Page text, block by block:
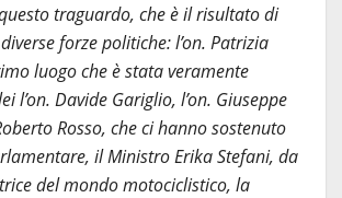
traguardo, che è il risultato di
forze politiche: l’on. Patrizia
luogo che è stata veramente
l’on. Davide Gariglio, l’on. Giuseppe
Rosso, che ci hanno sostenuto
il Ministro Erika Stefani, da
del mondo motociclistico, la